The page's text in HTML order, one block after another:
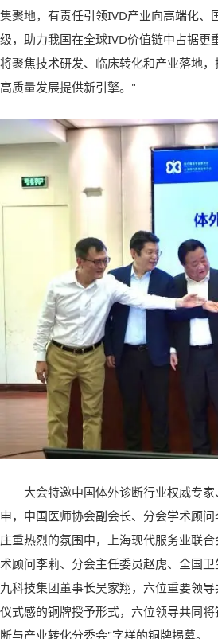
集聚地，有责任引领IVD产业向高端化
级，助力我国在全球IVD价值链中占据
将聚焦技术研发、临床转化和产业落地
高质量发展提供新引擎。"
大会特邀中国体外诊断行业权威专
申，中国医师协会副会长、分会学术顾
庄重热烈的氛围中，上海现代服务业联
术顾问李莉、分会主任委员赵虎、全国
九科技集团董事长吴家翔，六位重要领
仪式感的铜牌授予形式，六位领导共同
断与产业转化分委会"字样的铜牌揭幕。